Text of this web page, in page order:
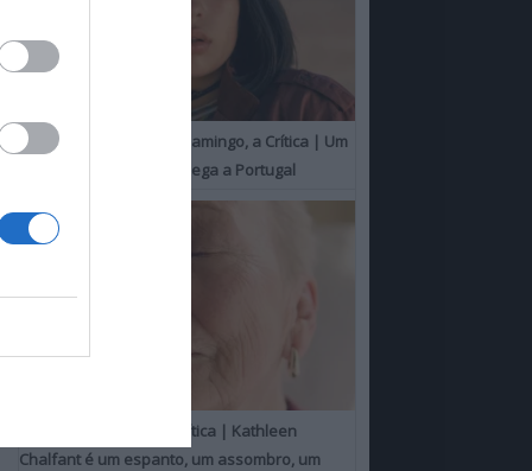
O Misterioso Olhar do Flamingo, a Crítica | Um
Campeão de Cannes chega a Portugal
Um Toque Familiar, a Crítica | Kathleen
Chalfant é um espanto, um assombro, um